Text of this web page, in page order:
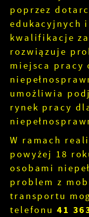
poprzez
edukacyjnych
kwalifikacje
rozwiązuje
miejsca pracy
umożliwia
rynek pracy
W ramach
powyżej 18
osobami
problem z
transportu
telefonu 41